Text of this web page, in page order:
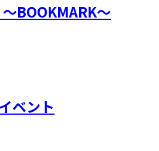
BOOKMARK～
ベント